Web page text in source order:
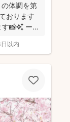
の体調を第
おります
📸✨ ー
以内